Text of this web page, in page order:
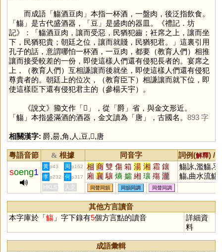
而成語「觴酒豆肉」本指一杯酒，一盤肉，後泛指飲食。
「觴」是古代盛酒器，「豆」是盛肉的器皿。《禮記．坊
記》：「觴酒豆肉，讓而受惡，民猶犯齒；衽席之上，讓而坐
下，民猶犯貴；朝廷之位，讓而就賤，民猶犯君。」這裏引用
孔子的話，意謂哪怕一杯酒，一豆肉，都要（教育人們）相推
讓而接受較差的一份，即使這樣人們還有侵犯長者的。宴席之
上，（教育人們）互相謙讓而後就坐，即使這樣人們還有侵犯
尊貴者的。朝廷上的位次，（教育臣下）相謙讓而就下位，即
使這樣臣下還有侵犯君主的（參楊天宇）。
《說文》籀文作「𣝻 」，從「爵」省，與金文形近。
「觴」本指盛滿酒的酒器，金文讀為「唐」，古國名。 893 字
相關漢字: 爵,昜,角,人,豆,𣝻,唐
粵語音節 & 根據 同音字 詞例(解釋) /
soeng1
黃 p43 周 p162 相 商 雙 傷 箱 湯 湘 霜 鑲
廂 襄 驤 熵 孀 緗 瓖 殤 瀧
礵 艭 葙 愓 蔏 勷 忀 鬺 鷞
纕 驦 謪 灀 漡 孇 欀
觴詠,濫觴,羽
觴,曲水流觴,
斝飛觴,觴豆
杯與食器。喻
萸觴(重陽宴
李 p232 何 p317
HKLS 人文 同聲同韻 同韻同調 同聲同調
其他方言讀音
本字庫於「觴」字下錄有5個方言點的讀音
詳細資
料
成語彙輯